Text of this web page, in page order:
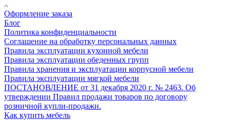
Оформление заказа
Блог
Политика конфиденциальности
Соглашение на обработку персональных данных
Правила эксплуатации кухонной мебели
Правила эксплуатации обеденных групп
Правила хранения и эксплуатации корпусной мебели
Правила эксплуатации мягкой мебели
ПОСТАНОВЛЕНИЕ от 31 декабря 2020 г. № 2463. Об
утверждении Правил продажи товаров по договору
розничной купли-продажи.
Как купить мебель